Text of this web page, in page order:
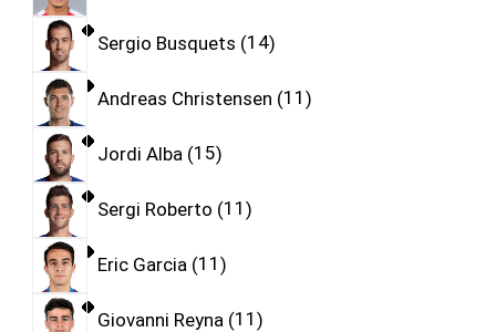
Sergio Busquets 14
Andreas Christensen 11
Jordi Alba 15
Sergi Roberto 11
Eric Garcia 11
Giovanni Reyna 11